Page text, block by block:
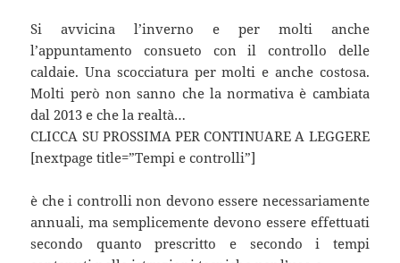
Si avvicina l’inverno e per molti anche
l’appuntamento consueto con il controllo delle
caldaie. Una scocciatura per molti e anche costosa.
Molti però non sanno che la normativa è cambiata
dal 2013 e che la realtà…
CLICCA SU PROSSIMA PER CONTINUARE A LEGGERE
[nextpage title=”Tempi e controlli”]
è che i controlli non devono essere necessariamente
annuali, ma semplicemente devono essere effettuati
secondo quanto prescritto e secondo i tempi